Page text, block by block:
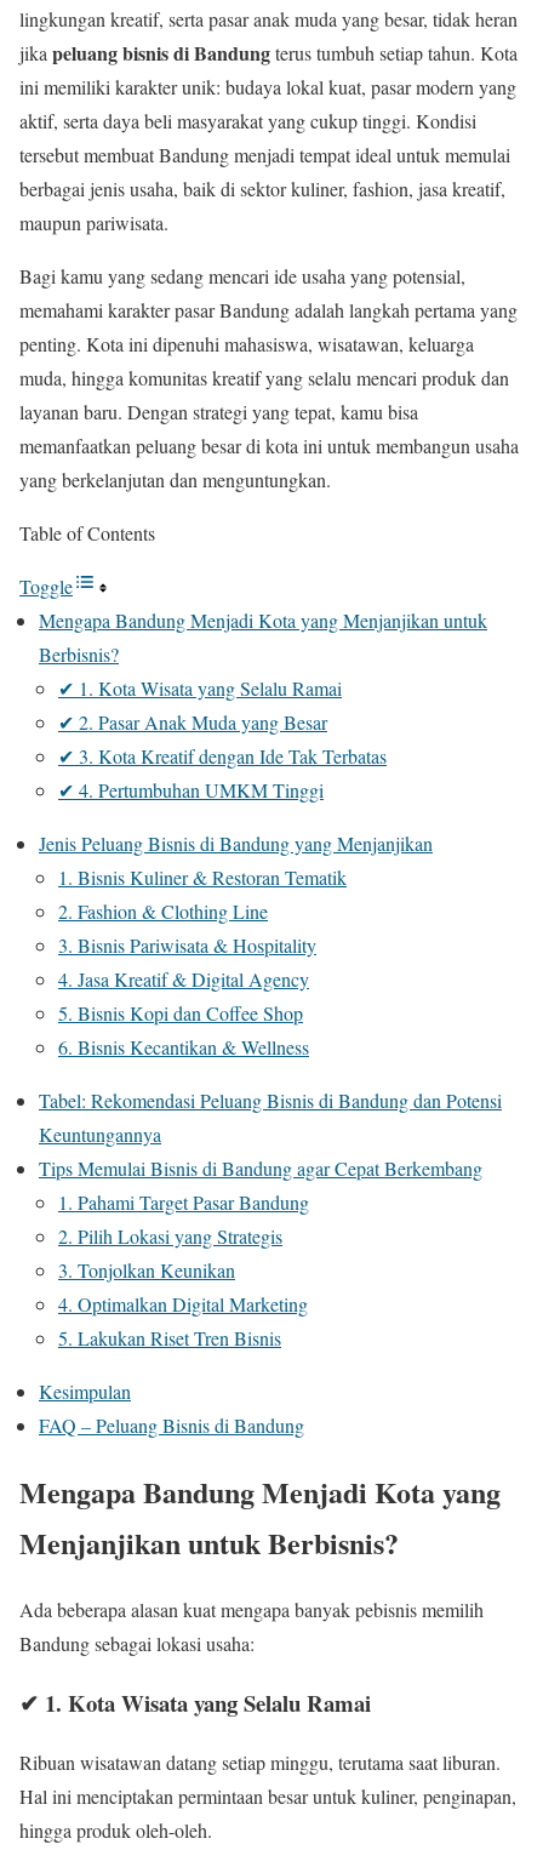
lingkungan kreatif, serta pasar anak muda yang besar, tidak heran
jikapeluang bisnis di Bandungterus tumbuh setiap tahun. Kota
ini memiliki karakter unik: budaya lokal kuat, pasar modern yang
aktif, serta daya beli masyarakat yang cukup tinggi. Kondisi
tersebut membuat Bandung menjadi tempat ideal untuk memulai
berbagai jenis usaha, baik di sektor kuliner, fashion, jasa kreatif,
maupun pariwisata.
Bagi kamu yang sedang mencari ide usaha yang potensial,
memahami karakter pasar Bandung adalah langkah pertama yang
penting. Kota ini dipenuhi mahasiswa, wisatawan, keluarga
muda, hingga komunitas kreatif yang selalu mencari produk dan
layanan baru. Dengan strategi yang tepat, kamu bisa
memanfaatkan peluang besar di kota ini untuk membangun usaha
yang berkelanjutan dan menguntungkan.
Table of Contents
Toggle
Mengapa Bandung Menjadi Kota yang Menjanjikan untuk
Berbisnis?
✔ 1. Kota Wisata yang Selalu Ramai
✔ 2. Pasar Anak Muda yang Besar
✔ 3. Kota Kreatif dengan Ide Tak Terbatas
✔ 4. Pertumbuhan UMKM Tinggi
Jenis Peluang Bisnis di Bandung yang Menjanjikan
1. Bisnis Kuliner & Restoran Tematik
2. Fashion & Clothing Line
3. Bisnis Pariwisata & Hospitality
4. Jasa Kreatif & Digital Agency
5. Bisnis Kopi dan Coffee Shop
6. Bisnis Kecantikan & Wellness
Tabel: Rekomendasi Peluang Bisnis di Bandung dan Potensi
Keuntungannya
Tips Memulai Bisnis di Bandung agar Cepat Berkembang
1. Pahami Target Pasar Bandung
2. Pilih Lokasi yang Strategis
3. Tonjolkan Keunikan
4. Optimalkan Digital Marketing
5. Lakukan Riset Tren Bisnis
Kesimpulan
FAQ – Peluang Bisnis di Bandung
Mengapa Bandung Menjadi Kota yang
Menjanjikan untuk Berbisnis?
Ada beberapa alasan kuat mengapa banyak pebisnis memilih
Bandung sebagai lokasi usaha:
✔ 1. Kota Wisata yang Selalu Ramai
Ribuan wisatawan datang setiap minggu, terutama saat liburan.
Hal ini menciptakan permintaan besar untuk kuliner, penginapan,
hingga produk oleh-oleh.